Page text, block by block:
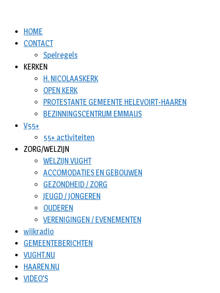
HOME
CONTACT
Spelregels
KERKEN
H. NICOLAASKERK
OPEN KERK
PROTESTANTE GEMEENTE HELEVOIRT-HAAREN
BEZINNINGSCENTRUM EMMAUS
V55+
55+ activiteiten
ZORG/WELZIJN
WELZIJN VUGHT
ACCOMODATIES EN GEBOUWEN
GEZONDHEID / ZORG
JEUGD / JONGEREN
OUDEREN
VERENIGINGEN / EVENEMENTEN
wijkradio
GEMEENTEBERICHTEN
VUGHT.NU
HAAREN.NU
VIDEO’S